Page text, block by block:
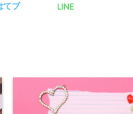
てブ LINE